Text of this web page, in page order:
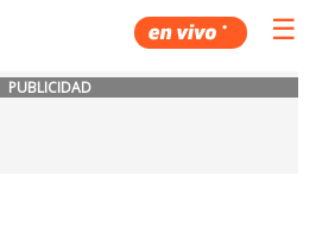
☰
PUBLICIDAD